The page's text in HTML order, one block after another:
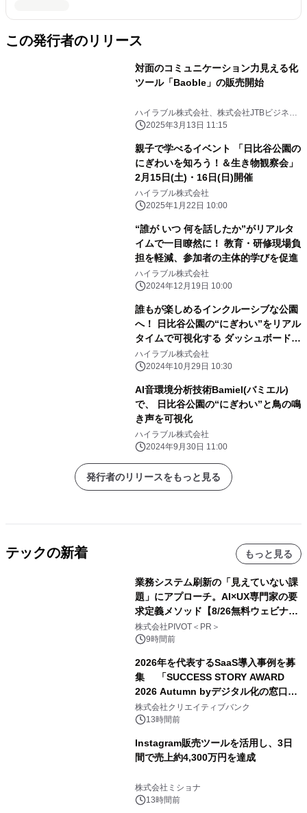
この発行者のリリース
対面のコミュニケーション力見える化
ツール「Baoble」の販売開始
ハイラブル株式会社、株式会社JTBビジネス
トラベルソリューションズ
2025年3月13日 11:15
親子で学べるイベント 「日比谷公園の
にぎわいを知ろう！＆生き物観察会」
2月15日(土)・16日(日)開催
ハイラブル株式会社
2025年1月22日 10:00
“誰が いつ 何を話したか”がリアルタ
イムで一目瞭然に！ 教育・研修現場負
担を軽減、参加者の主体的学びを促進
ハイラブル株式会社
2024年12月19日 10:00
誰もが楽しめるインクルーシブな公園
へ！ 日比谷公園の“にぎわい”をリアル
タイムで可視化する ダッシュボードを
リリース
ハイラブル株式会社
2024年10月29日 10:30
AI音環境分析技術Bamiel(バミエル)
で、 日比谷公園の“にぎわい”と鳥の鳴
き声を可視化
ハイラブル株式会社
2024年9月30日 11:00
発行者のリリースをもっと見る
テックの新着 もっと見る
業務システム刷新の「見えていない課
題」にアプローチ。AI×UX専門家の要
求定義メソッド【8/26無料ウェビナ
ー】株式会社PIVOT
株式会社PIVOT＜PR＞
9時間前
2026年を代表するSaaS導入事例を募
集 「SUCCESS STORY AWARD
2026 Autumn byデジタル化の窓口」
開催
株式会社クリエイティブバンク
13時間前
Instagram販売ツールを活用し、3日
間で売上約4,300万円を達成
株式会社ミショナ
13時間前